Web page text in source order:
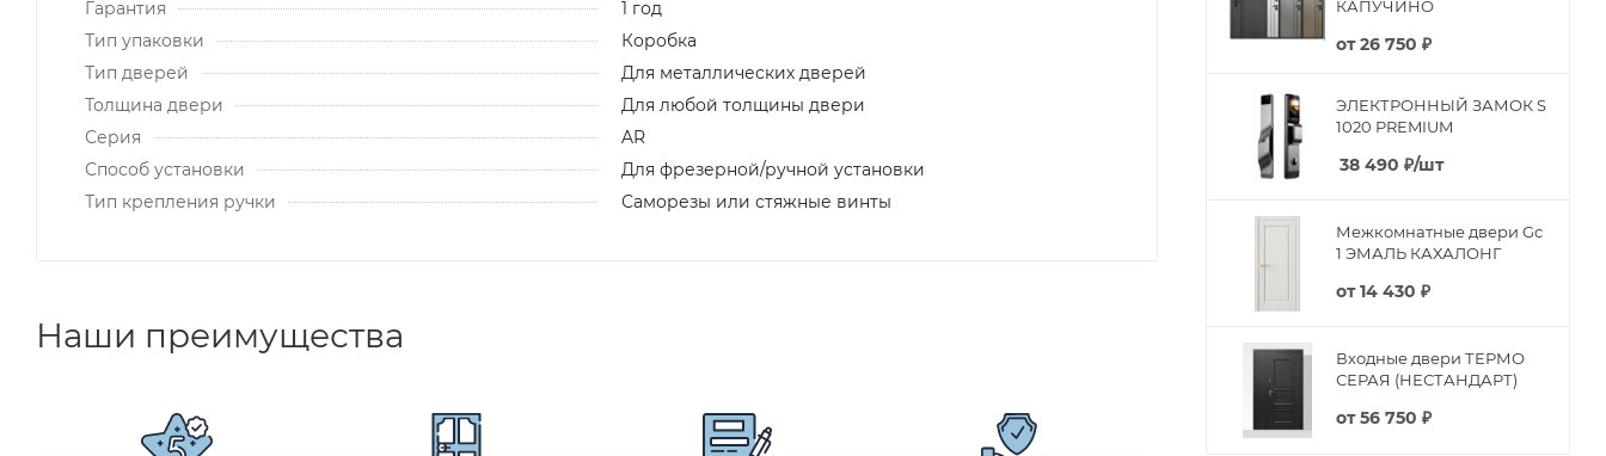
Гарантия
1 год
Тип упаковки
Коробка
Тип дверей
Для металлических дверей
Толщина двери
Для любой толщины двери
Серия
AR
Способ установки
Для фрезерной/ручной установки
Тип крепления ручки
Саморезы или стяжные винты
Наши преимущества
КАПУЧИНО
от26 750 ₽
ЭЛЕКТРОННЫЙ ЗАМОК S
1020 PREMIUM
38 490 ₽/шт
Межкомнатные двери Gc
1 ЭМАЛЬ КАХАЛОНГ
от14 430 ₽
Входные двери ТЕРМО
СЕРАЯ (НЕСТАНДАРТ)
от56 750 ₽